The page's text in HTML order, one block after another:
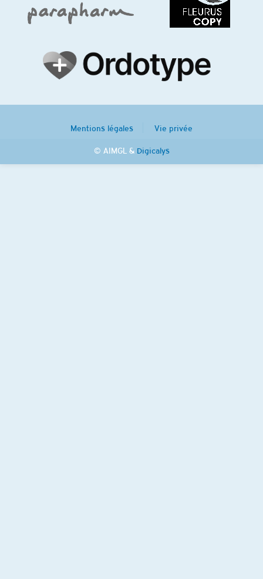
Mentions légales Vie privée
© AIMGL & Digicalys